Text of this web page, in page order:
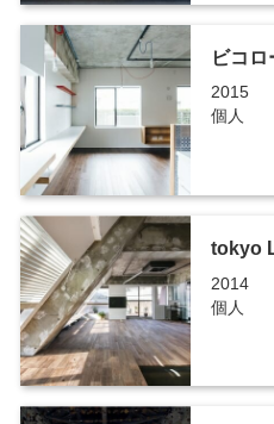
ビコ
2015
個人
tokyo
2014
個人